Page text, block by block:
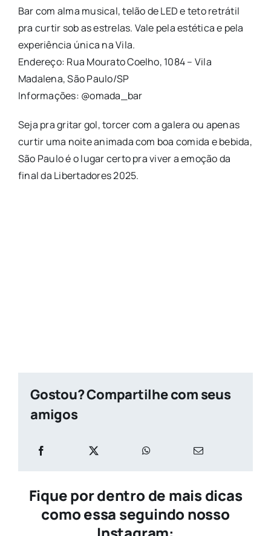
Bar com alma musical, telão de LED e teto retrátil
pra curtir sob as estrelas. Vale pela estética e pela
experiência única na Vila.
Endereço: Rua Mourato Coelho, 1084 – Vila
Madalena, São Paulo/SP
Informações: @omada_bar
Seja pra gritar gol, torcer com a galera ou apenas
curtir uma noite animada com boa comida e bebida,
São Paulo é o lugar certo pra viver a emoção da
final da Libertadores 2025.
Gostou? Compartilhe com seus
amigos
Fique por dentro de mais dicas
como essa seguindo nosso